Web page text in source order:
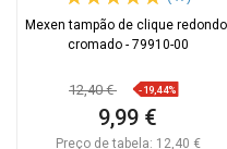
Mexen tampão de clique redondo,
cromado - 79910-00
12,40 € -19,44%
9,99 €
Preço de tabela: 12,40 €